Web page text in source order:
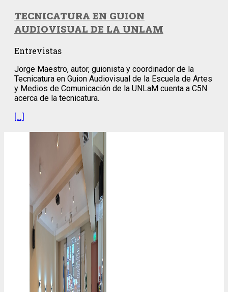
TECNICATURA EN GUION
AUDIOVISUAL DE LA UNLAM
Entrevistas
Jorge Maestro, autor, guionista y coordinador de la
Tecnicatura en Guion Audiovisual de la Escuela de Artes
y Medios de Comunicación de la ‪UNLaM cuenta a C5N
acerca de la tecnicatura.
[…]